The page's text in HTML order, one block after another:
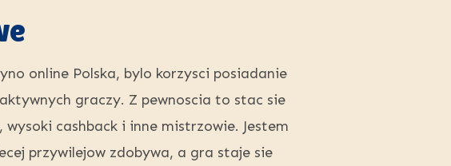
online Polska, bylo korzysci posiadanie
graczy. Z pewnoscia to stac sie
cashback i inne mistrzowie. Jestem
przywilejow zdobywa, a gra staje sie